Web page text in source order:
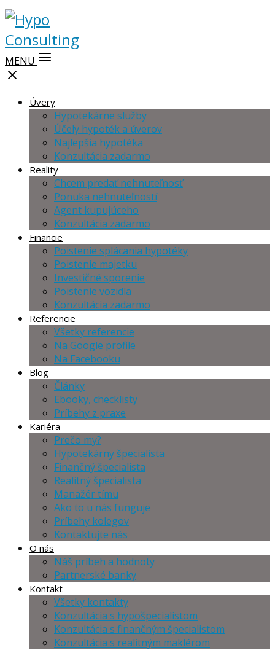
MENU
Úvery
Hypotekárne služby
Účely hypoték a úverov
Najlepšia hypotéka
Konzultácia zadarmo
Reality
Chcem predať nehnuteľnosť
Ponuka nehnuteľností
Agent kupujúceho
Konzultácia zadarmo
Financie
Poistenie splácania hypotéky
Poistenie majetku
Investičné sporenie
Poistenie vozidla
Konzultácia zadarmo
Referencie
Všetky referencie
Na Google profile
Na Facebooku
Blog
Články
Ebooky, checklisty
Príbehy z praxe
Kariéra
Prečo my?
Hypotekárny špecialista
Finančný špecialista
Realitný špecialista
Manažér tímu
Ako to u nás funguje
Príbehy kolegov
Kontaktujte nás
O nás
Náš príbeh a hodnoty
Partnerské banky
Kontakt
Všetky kontakty
Konzultácia s hypošpecialistom
Konzultácia s finančným špecialistom
Konzultácia s realitným maklérom